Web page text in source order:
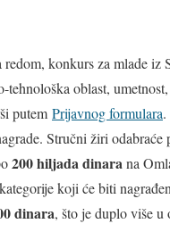
konkurs za mlade iz
oblast,
putem Prijavnog formulara
Stručni žiri
200 hiljada dinarana
koji će biti
dinara, što je duplo više u